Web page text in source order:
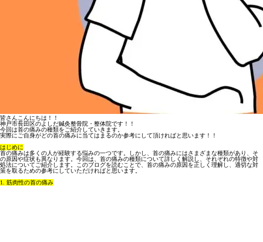
皆さんこんにちは！！
神戸市長田区のよしだ鍼灸整骨院・整体院です！！
今回は首の痛みの種類をご紹介していきます。
実際にご自身がどの首の痛みに当てはまるのか参考にして頂ければと思います！！
はじめに
首の痛みは多くの人が経験する悩みの一つです。しかし、首の痛みにはさまざまな種類があり、そ
の原因や症状も異なります。今回は、首の痛みの種類について詳しく解説し、それぞれの特徴や対
処法についてご紹介します。このブログを読むことで、首の痛みの原因を正しく理解し、適切な対
策を取るための参考にしていただければと思います。
1. 筋肉性の首の痛み